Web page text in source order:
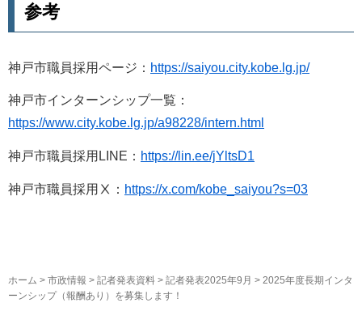
参考
神戸市職員採用ページ： https://saiyou.city.kobe.lg.jp/
神戸市インターンシップ一覧：
https://www.city.kobe.lg.jp/a98228/intern.html
神戸市職員採用LINE： https://lin.ee/jYltsD1
神戸市職員採用Ⅹ： https://x.com/kobe_saiyou?s=03
ホーム > 市政情報 > 記者発表資料 > 記者発表2025年9月 > 2025年度長期インタ
ーンシップ（報酬あり）を募集します！